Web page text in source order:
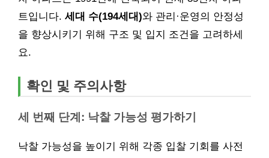
트입니다. 세대 수(194세대)와 관리·운영의 안정성
을 향상시키기 위해 구조 및 입지 조건을 고려하세
요.
확인 및 주의사항
세 번째 단계: 낙찰 가능성 평가하기
낙찰 가능성을 높이기 위해 각종 입찰 기회를 사전